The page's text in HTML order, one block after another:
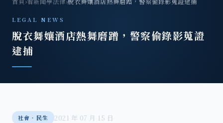
LEGAL NEWS
脫衣舞孃酒店熱舞磨蹭，警察偷錄影蒐證
逮捕
社會‧民生 2021 年 07 月 15 日